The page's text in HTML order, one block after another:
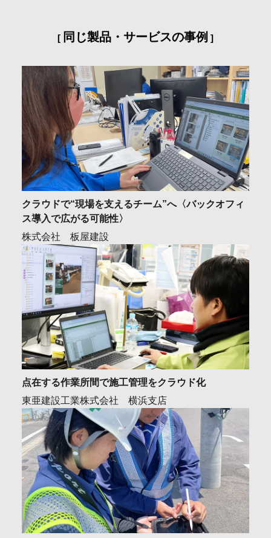
同じ製品・サービスの事例
クラウドで“現場を支えるチーム”へ〈バックオフィ
ス導入で広がる可能性〉
株式会社 板屋建設
点在する作業所間で施工管理をクラウド化
東亜建設工業株式会社 横浜支店